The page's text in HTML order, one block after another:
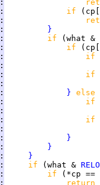
:
: if
(cp[
:
:
}
: if
(what &
: if
(cp[
:
if
:
:
if
:
: }
:
if
:
:
if
:
:
}
:
}
:
}
: if (what &
: if
(*cp ==
:
return